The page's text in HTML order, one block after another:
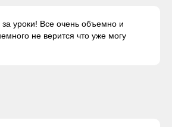
уроки! Все очень объемно и
не верится что уже могу